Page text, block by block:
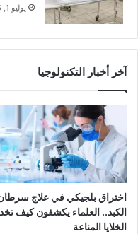
يوليو 1, 2025
آخر أخبار التكنولوجيا
اختراق بلجيكي في علاج
الكبد.. العلماء يكشفون كيف
الخلايا المناعة